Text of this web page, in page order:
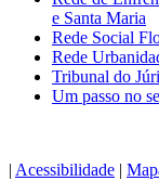
e Santa Maria
Rede Social
Rede
Tribunal do
Um passo no
| Acessibilidade |